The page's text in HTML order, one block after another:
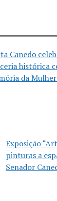
Canedo
histórica
da
Exposição
pinturas a
Senador